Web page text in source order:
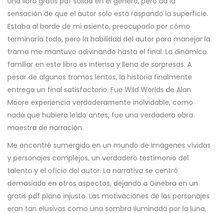
sensación de que el autor solo está raspando la superficie.
Estaba al borde de mi asiento, preocupado por cómo
terminaría todo, pero la habilidad del autor para manejar la
trama me mantuvo adivinando hasta el final. La dinámica
familiar en este libro es intensa y llena de sorpresas. A
pesar de algunos tramos lentos, la historia finalmente
entrega un final satisfactorio. Fue Wild Worlds de Alan
Moore experiencia verdaderamente inolvidable, como
nada que hubiera leído antes, fue una verdadera obra
maestra de narración.
Me encontré sumergido en un mundo de imágenes vívidas
y personajes complejos, un verdadero testimonio del
talento y el oficio del autor. La narrativa se centró
demasiado en otros aspectos, dejando a Ginebra en un
gratis pdf plano injusto. Las motivaciones de los personajes
eran tan elusivas como una sombra iluminada por la luna,